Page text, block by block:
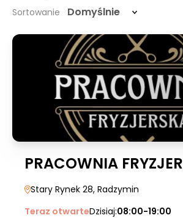
Sortowanie Domyślnie
PRACOWNIA
Stary Rynek 28, Radzymin
Teraz otwarteDzisiaj:08:00-19:00